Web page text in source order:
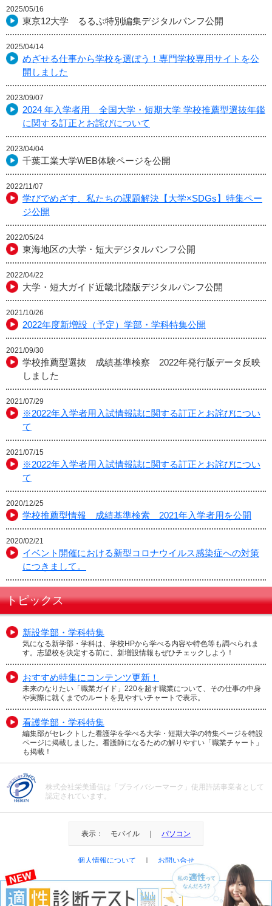
2025/05/16
東京12大学 るるぶ特別編集デジタルパンフ公開
2025/04/14
めざせる仕事から学校を選ぼう！専門学校専用サイトを公
開しました
2023/09/07
2024 年入学者用 全国大学・短期大学 学校推薦型選抜年鑑
に関する訂正とお詫びについて
2023/04/04
千葉工業大学WEB体験ページを公開
2022/11/07
学びでめざす、私たちの課題解決【大学×SDGs】特集ペー
ジ公開
2022/05/24
東海地区の大学・短大デジタルパンフ公開
2022/04/22
大学・短大ガイド近畿北陸版デジタルパンフ公開
2021/10/26
2022年度新増設（予定）学部・学科特集公開
2021/09/30
学校推薦型選抜 成績基準検察 2022年発行版データ反映
しました
2021/07/29
※2022年入学者用入試情報誌に関する訂正とお詫びについ
て
2021/07/15
※2022年入学者用入試情報誌に関する訂正とお詫びについ
て
2020/12/25
学校推薦型情報 成績基準検索 2021年入学者用を公開
2020/02/21
イベント開催における新型コロナウイルス感染症への対策
につきまして。
トピックス
新設学部・学科特集
気になる新学部・学科は、学校HPから学べる内容や特色等も調べられま
す。志望校を決定する前に、新増設情報もぜひチェックしよう！
おすすめ特集にコンテンツ更新！
未来のなりたい「職業ガイド」220を超す職業について、その仕事の中身
や実際に就くまでのルートを見やすいチャートで表示。
看護学部・学科特集
編集部がセレクトした看護学を学べる大学・短期大学の特集ページを特設
ページに掲載しました。看護師になるための解りやすい「職業チャート」
も掲載！
株式会社栄美通信は「プライバシーマーク」使用許諾事業者として
認定されています。
表示： モバイル ｜ パソコン
個人情報について お問い合せ
＠Eibi Tsushin All Right Reserved.